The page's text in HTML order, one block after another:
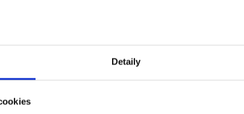
Detaily
PSČ):